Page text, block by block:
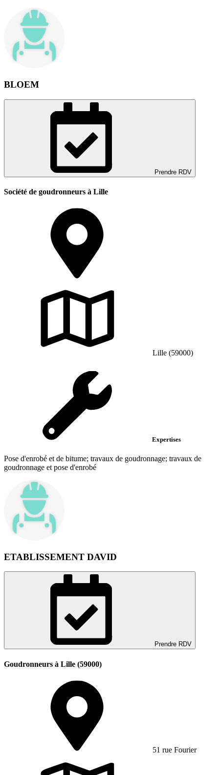
BLOEM
Prendre RDV
Société de goudronneurs à Lille
Lille (59000)
Expertises
Pose d'enrobé et de bitume; travaux de goudronnage; travaux de
goudronnage et pose d'enrobé
ETABLISSEMENT DAVID
Prendre RDV
Goudronneurs à Lille (59000)
51 rue Fourier